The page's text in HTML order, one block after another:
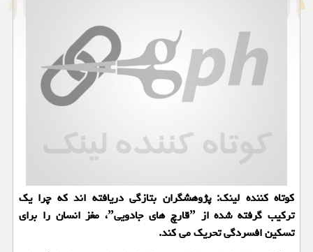
کوتاه کننده لینک: پژوهشگران بتازگی دریافته اند که چرا یک
ترکیب گرفته شده از ˮقارچ های جادوییˮ، مغز انسان را برای
تسکین افسردگی تحریک می کند.